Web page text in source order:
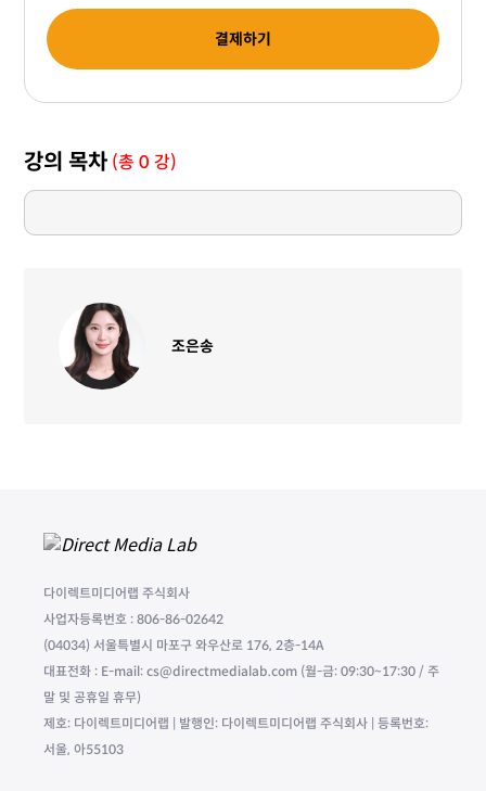
결제하기
강의 목차 (총 0 강)
조은송
다이렉트미디어랩 주식회사
사업자등록번호 : 806-86-02642
(04034) 서울특별시 마포구 와우산로 176, 2층-14A
대표전화 : E-mail: cs@directmedialab.com (월-금: 09:30~17:30 / 주
말 및 공휴일 휴무)
제호: 다이렉트미디어랩 | 발행인: 다이렉트미디어랩 주식회사 | 등록번호:
서울, 아55103